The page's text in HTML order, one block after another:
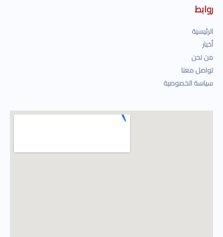
روابط
الرئيسية
أخبار
من نحن
تواصل معنا
سياسة الخصوصية